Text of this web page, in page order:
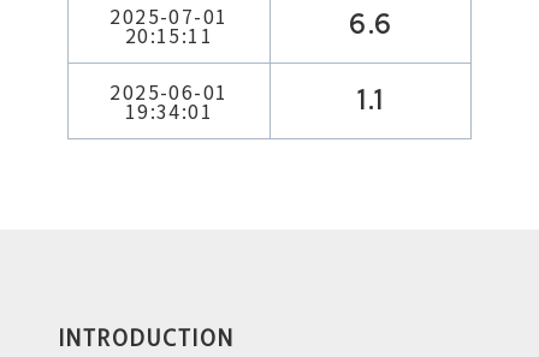
2025-07-01
20:15:11 6.6
2025-06-01
19:34:01 1.1
INTRODUCTION